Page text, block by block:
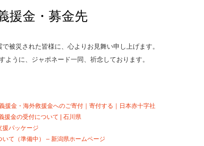
援金・募金先
被災された皆様に、心よりお見舞い申し上げます。
うに、ジャポネード一同、祈念しております。
援金・海外救援金へのご寄付｜寄付する｜日本赤十字社
援金の受付について | 石川県
援パッケージ
て（準備中） – 新潟県ホームページ